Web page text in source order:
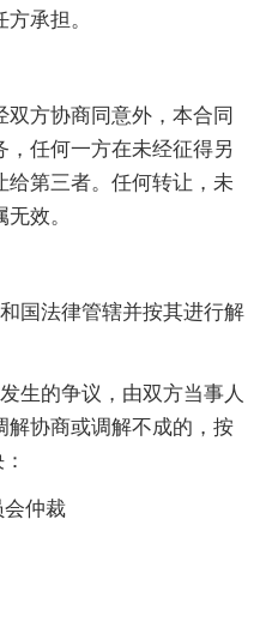
承担。
方协商同意外，本合同
，任何一方在未经征得另
给第三者。任何转让，未
效。
国法律管辖并按其进行解
生的争议，由双方当事人
解协商或调解不成的，按
会仲裁